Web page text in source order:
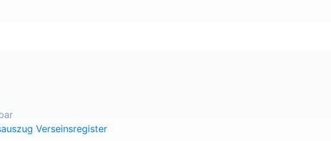
Verseinsregister